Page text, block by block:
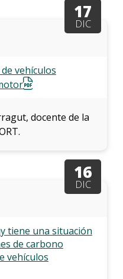
17
DIC
vehículos
docente de la
16
DIC
tiene una situación
de carbono
vehículos